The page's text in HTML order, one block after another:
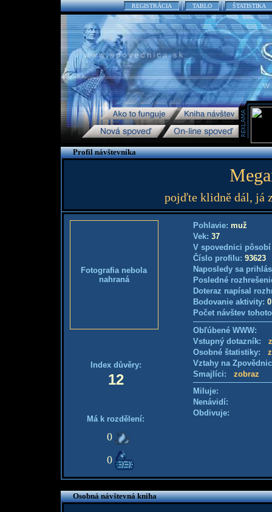
REGISTRÁCIA TABLO ŠTATISTIKA
Profil návštevníka
pojďte klidně dál, já
Fotografia nebola
nahraná
Index důvěry:
12
Má k rozdělení:
0
0
Pohlavie: muž
Vek: 37
V spovednici
Číslo profilu: 93623
Naposledy sa
Posledné
Doteraz napísal
Bodovanie aktivity:
Počet návštev
Obľúbené WWW:
Vstupný dotazník:
Osobné štatistiky:
Vztahy na
Smajlíci: zobraz
Miluje:
Nenávidí:
Obdivuje:
Osobná návštevná kniha